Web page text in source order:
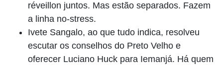
réveillon juntos. Mas estão separados. Fazem
a linha no-stress.
Ivete Sangalo, ao que tudo indica, resolveu
escutar os conselhos do Preto Velho e
oferecer Luciano Huck para Iemanjá. Há quem